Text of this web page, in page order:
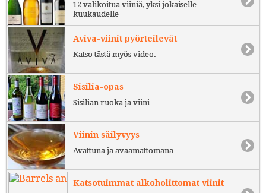
12 valikoitua viiniä, yksi jokaiselle
kuukaudelle
Aviva-viinit pyörteilevät
Katso tästä myös video.
Sisilia-opas
Sisilian ruoka ja viini
Viinin säilyvyys
Avattuna ja avaamattomana
Katsotuimmat alkoholittomat viinit